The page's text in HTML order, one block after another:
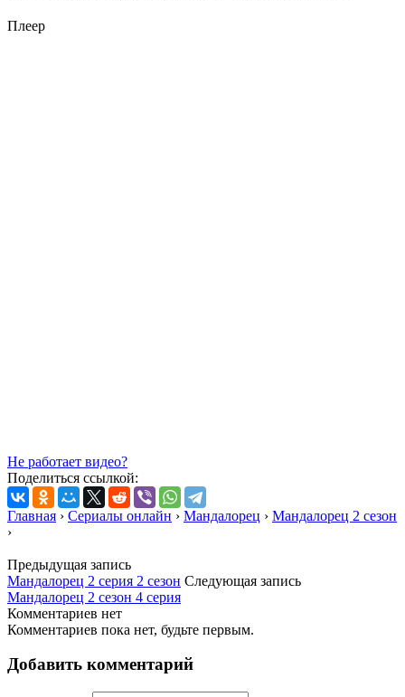
Плеер
Не работает видео?
Поделиться ссылкой:
Главная › Сериалы онлайн › Мандалорец › Мандалорец 2 сезон
›
Предыдущая запись
Мандалорец 2 серия 2 сезон Следующая запись
Мандалорец 2 сезон 4 серия
Комментариев нет
Комментариев пока нет, будьте первым.
Добавить комментарий